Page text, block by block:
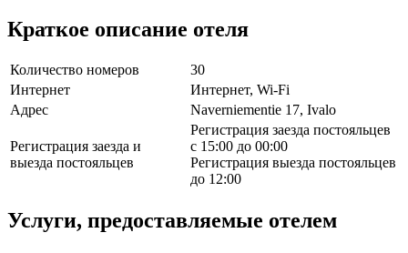
Краткое описание отеля
Количество номеров
30
Интернет
Интернет, Wi-Fi
Адрес
Naverniementie 17, Ivalo
Регистрация заезда и
выезда постояльцев
Регистрация заезда постояльцев
с 15:00 до 00:00
Регистрация выезда постояльцев
до 12:00
Услуги, предоставляемые отелем